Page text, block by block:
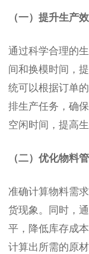
（一）提升生产
通过科学合理的
间和换模时间，
统可以根据订单
排生产任务，确
空闲时间，提高生
（二）优化物料
准确计算物料需
货现象。同时，
平，降低库存成
计算出所需的原